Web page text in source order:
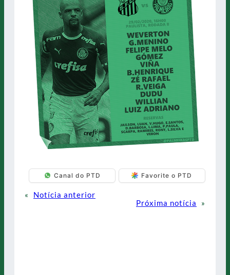
Canal do PTD Favorite o PTD
«
Notícia anterior
Próxima notícia
»